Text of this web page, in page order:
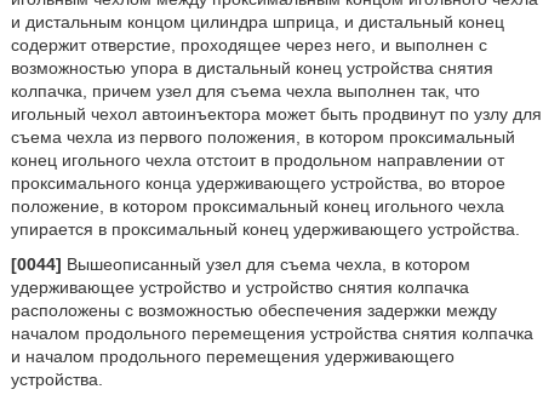
и дистальным концом цилиндра шприца, и дистальный конец
содержит отверстие, проходящее через него, и выполнен с
возможностью упора в дистальный конец устройства снятия
колпачка, причем узел для съема чехла выполнен так, что
игольный чехол автоинъектора может быть продвинут по узлу для
съема чехла из первого положения, в котором проксимальный
конец игольного чехла отстоит в продольном направлении от
проксимального конца удерживающего устройства, во второе
положение, в котором проксимальный конец игольного чехла
упирается в проксимальный конец удерживающего устройства.
[0044] Вышеописанный узел для съема чехла, в котором
удерживающее устройство и устройство снятия колпачка
расположены с возможностью обеспечения задержки между
началом продольного перемещения устройства снятия колпачка
и началом продольного перемещения удерживающего
устройства.